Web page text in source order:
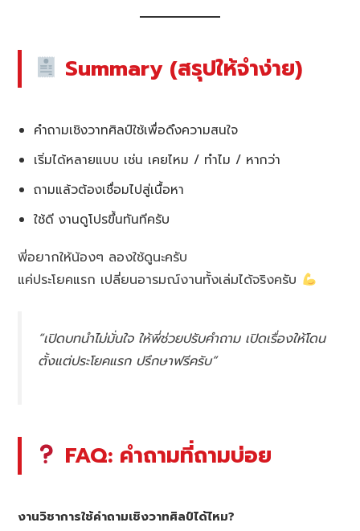
Summary (สรุปให้จำง่าย)
คำถามเชิงวาทศิลป์ใช้เพื่อดึงความสนใจ
เริ่มได้หลายแบบ เช่น เคยไหม / ทำไม / หากว่า
ถามแล้วต้องเชื่อมไปสู่เนื้อหา
ใช้ดี งานดูโปรขึ้นทันทีครับ
พี่อยากให้น้องๆ ลองใช้ดูนะครับ
แค่ประโยคแรก เปลี่ยนอารมณ์งานทั้งเล่มได้จริงครับ
“เปิดบทนำไม่มั่นใจ ให้พี่ช่วยปรับคำถาม เปิดเรื่องให้โดน
ตั้งแต่ประโยคแรก ปรึกษาฟรีครับ”
FAQ: คำถามที่ถามบ่อย
งานวิชาการใช้คำถามเชิงวาทศิลป์ได้ไหม?